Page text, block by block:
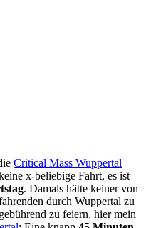
Critical Mass Wuppertal
x-beliebige Fahrt, es ist
. Damals hätte keiner von
durch Wuppertal zu
zu feiern, hier mein